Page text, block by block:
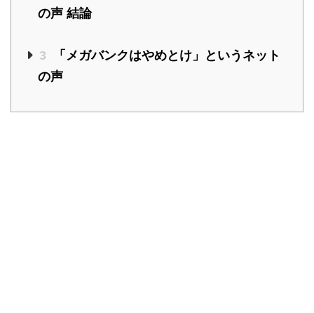
の声 結論
3
「メガバンクはやめとけ」というネット
の声